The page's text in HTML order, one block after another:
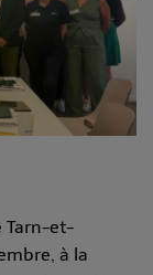
Tarn-et-
à la